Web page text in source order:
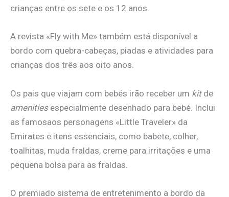
crianças entre os sete e os 12 anos.
A revista «Fly with Me» também está disponível a
bordo com quebra-cabeças, piadas e atividades para
crianças dos três aos oito anos.
Os pais que viajam com bebés irão receber um kitde
amenitiesespecialmente desenhado para bebé. Inclui
as famosaos personagens «Little Traveler» da
Emirates e itens essenciais, como babete, colher,
toalhitas, muda fraldas, creme para irritações e uma
pequena bolsa para as fraldas.
O premiado sistema de entretenimento a bordo da